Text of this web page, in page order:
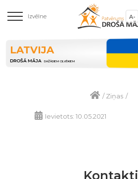
Izvēlne A-
LATVIJA
DROŠĀ MĀJA DAŽĀDIEM CILVĒKIEM
/Ziņas /
Ievietots: 10.05.2021
Kontakti